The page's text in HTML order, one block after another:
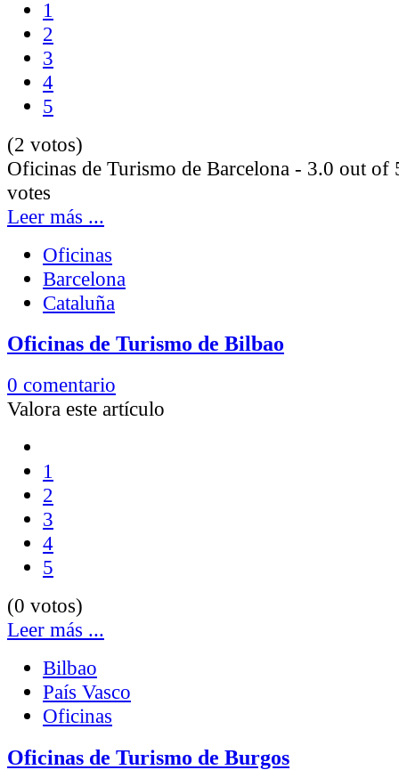
1
2
3
4
5
(2 votos)
Oficinas de Turismo de Barcelona - 3.0 out of
votes
Leer más ...
Oficinas
Barcelona
Cataluña
Oficinas de Turismo de Bilbao
0 comentario
Valora este artículo
1
2
3
4
5
(0 votos)
Leer más ...
Bilbao
País Vasco
Oficinas
Oficinas de Turismo de Burgos